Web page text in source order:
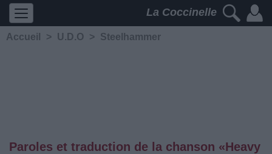
La Coccinelle
Accueil > U.D.O > Steelhammer
Paroles et traduction de la chanson «Heavy